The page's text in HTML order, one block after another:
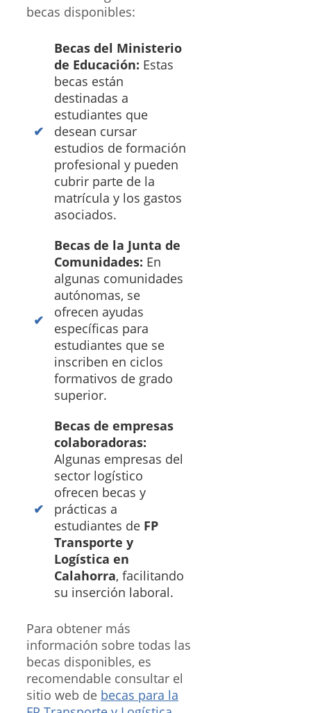
becas disponibles:
Becas del Ministerio
de Educación: Estas
becas están
destinadas a
estudiantes que
desean cursar
estudios de formación
profesional y pueden
cubrir parte de la
matrícula y los gastos
asociados.
Becas de la Junta de
Comunidades: En
algunas comunidades
autónomas, se
ofrecen ayudas
específicas para
estudiantes que se
inscriben en ciclos
formativos de grado
superior.
Becas de empresas
colaboradoras:
Algunas empresas del
sector logístico
ofrecen becas y
prácticas a
estudiantes de FP
Transporte y
Logística en
Calahorra, facilitando
su inserción laboral.
Para obtener más
información sobre todas las
becas disponibles, es
recomendable consultar el
sitio web de becas para la